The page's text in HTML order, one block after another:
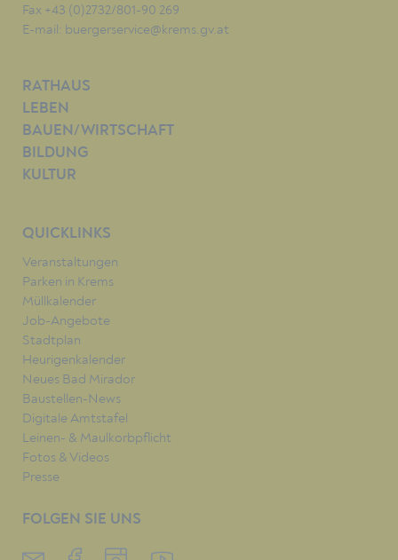
Fax +43 (0)2732/801-90 269
E-mail: buergerservice@krems.gv.at
RATHAUS
LEBEN
BAUEN/WIRTSCHAFT
BILDUNG
KULTUR
QUICKLINKS
Veranstaltungen
Parken in Krems
Müllkalender
Job-Angebote
Stadtplan
Heurigenkalender
Neues Bad Mirador
Baustellen-News
Digitale Amtstafel
Leinen- & Maulkorbpflicht
Fotos & Videos
Presse
FOLGEN SIE UNS